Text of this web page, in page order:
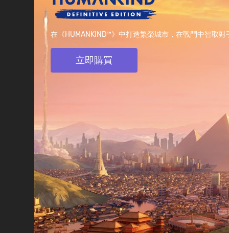
在《HUMANKIND™》中打造繁榮城市，在戰鬥中智取
立即購買